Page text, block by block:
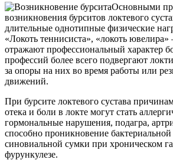
Основными
возникновения бурситов локтевого
длительные однотипные физические
«Локоть теннисиста», «локоть
отражают профессиональный характер
профессий более всего подвергают
за опоры на них во время работы или
движений.
При бурсите локтевого сустава
отека и боли в локте могут стать
гормональные нарушения, подагра,
способно проникновение
синовиальной сумки при хроническом
фурункулезе.